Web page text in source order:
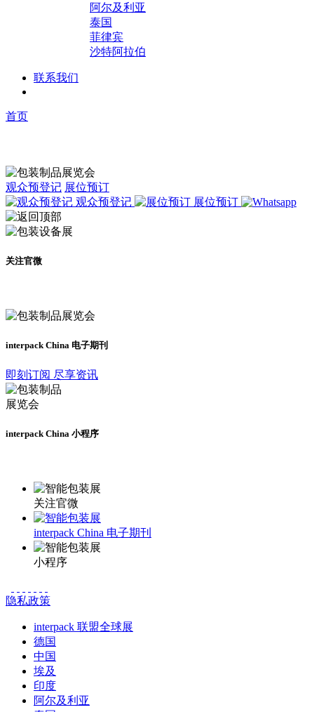
阿尔及利亚
泰国
菲律宾
沙特阿拉伯
联系我们
首页
观众预登记 展位预订
观众预登记
展位预订
关注官微
interpack China 电子期刊
即刻订阅 尽享资讯
interpack China 小程序
关注官微
interpack China 电子期刊
小程序
隐私政策
interpack 联盟全球展
德国
中国
埃及
印度
阿尔及利亚